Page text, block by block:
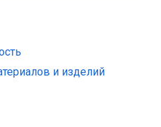
и изделий